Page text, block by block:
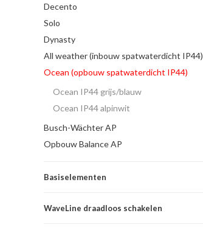
Decento
Solo
Dynasty
All weather (inbouw spatwaterdicht IP44)
Ocean (opbouw spatwaterdicht IP44)
Ocean IP44 grijs/blauw
Ocean IP44 alpinwit
Busch-Wächter AP
Opbouw Balance AP
Basiselementen
WaveLine draadloos schakelen